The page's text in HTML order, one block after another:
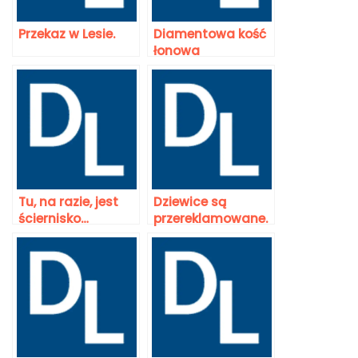
Przekaz w Lesie.
Diamentowa kość
łonowa
Tu, na razie, jest
ściernisko…
Dziewice są
przereklamowane.